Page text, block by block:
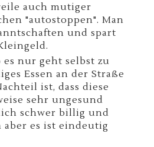
auch mutiger
"autostoppen". Man
und spart
es nur geht selbst zu
Essen an der Straße
ist, dass diese
sehr ungesund
schwer billig und
aber es ist eindeutig